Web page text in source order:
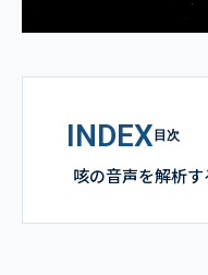
INDEX 目次
咳の音声を解析す